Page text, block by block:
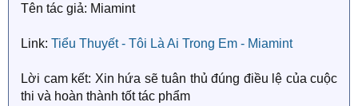
Tên tác giả: Miamint
Link: Tiểu Thuyết - Tôi Là Ai Trong Em - Miamint
Lời cam kết: Xin hứa sẽ tuân thủ đúng điều lệ của cuộc
thi và hoàn thành tốt tác phẩm